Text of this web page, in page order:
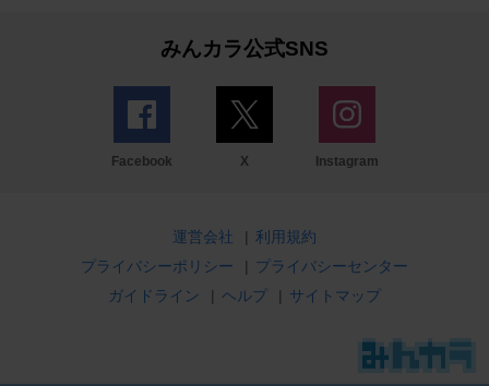
みんカラ公式SNS
Facebook X Instagram
運営会社 | 利用規約
プライバシーポリシー
| プライバシーセンター
ガイドライン
| ヘルプ | サイトマップ